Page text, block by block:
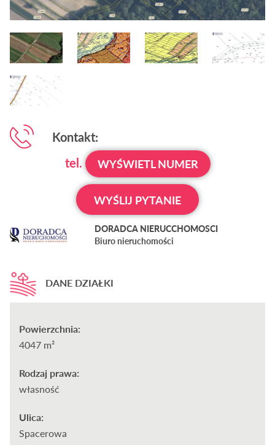
Kontakt:
tel.
WYŚWIETL NUMER
WYŚLIJ PYTANIE
DORADCA NIERUCCHOMOSCI
Biuro nieruchomości
DANE DZIAŁKI
Powierzchnia:
4047 m²
Rodzaj prawa:
własność
Ulica:
Spacerowa